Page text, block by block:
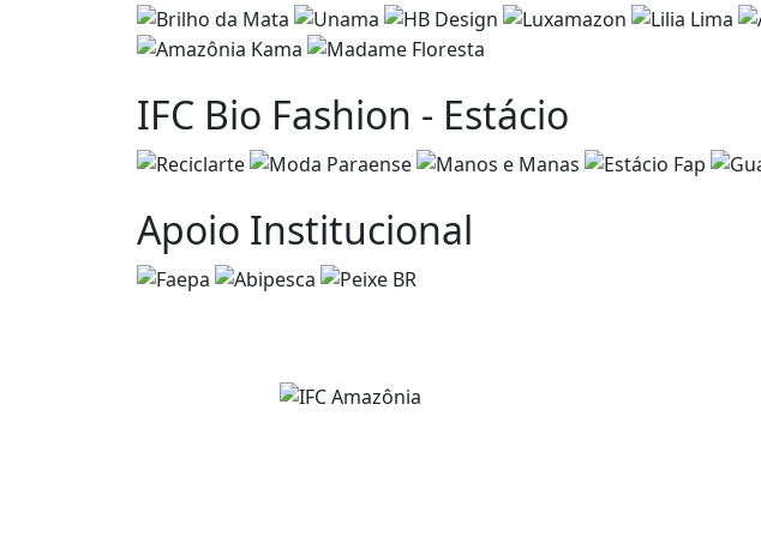
IFC Bio Fashion - Estácio
Apoio Institucional